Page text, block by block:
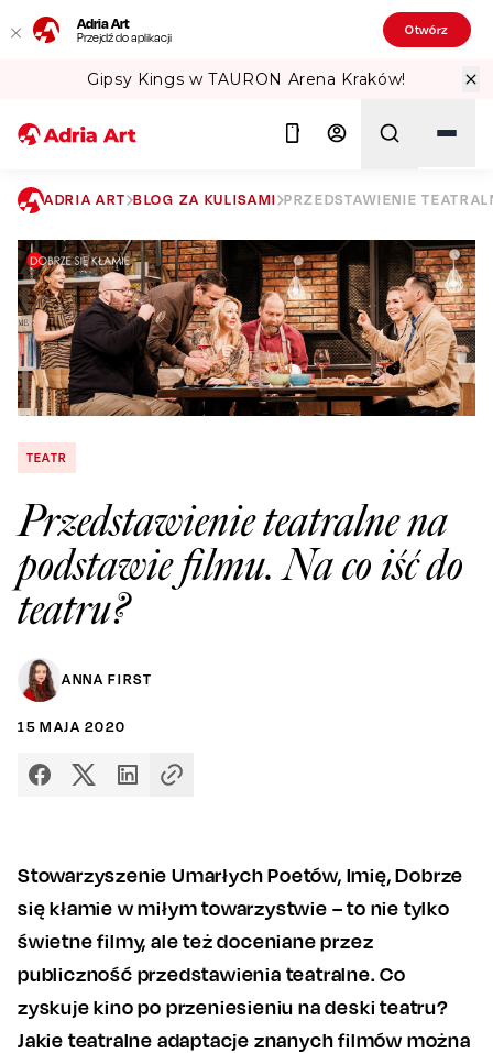
Adria Art
Przejdź do aplikacji Otwórz
Gipsy Kings w TAURON Arena Kraków!
Szukaj
ADRIA ART BLOG ZA KULISAMI PRZEDSTAWIENIE
TEATR
Przedstawienie teatralne na
podstawie filmu. Na co iść do
teatru?
ANNA FIRST
15 MAJA 2020
Stowarzyszenie Umarłych Poetów, Imię, Dobrze
się kłamie w miłym towarzystwie – to nie tylko
świetne filmy, ale też doceniane przez
publiczność przedstawienia teatralne. Co
zyskuje kino po przeniesieniu na deski teatru?
Jakie teatralne adaptacje znanych filmów można